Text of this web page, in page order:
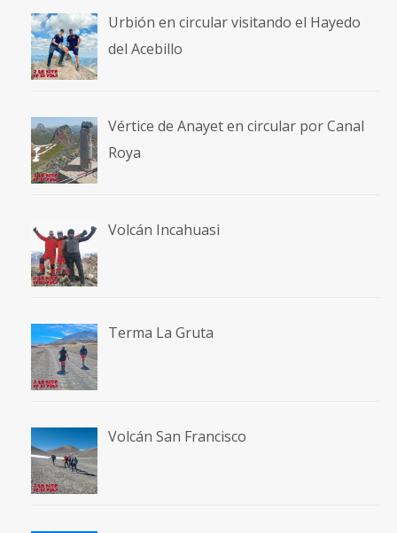
Urbión en circular visitando el Hayedo
del Acebillo
Vértice de Anayet en circular por Canal
Roya
Volcán Incahuasi
Terma La Gruta
Volcán San Francisco